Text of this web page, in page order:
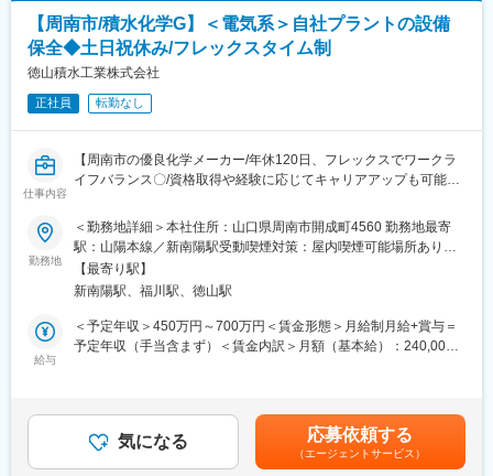
変更の範囲：会社の定める業務
・固形製剤の包装業務（クリーンルーム内での製造機器操作）
・製造に付帯する準備・片付け・器具・部品の洗浄
・製造機器の点検・簡易メンテナンス
・製造環境の清掃・消毒
・SOP、製造記録書の作成・改訂（PC業務）
・GMP教育など、医薬品製造に必要なトレーニング受講
■居住地について：
◎入社にあたって転居が必要な方には引っ越し費用や借上げ社宅
（もしくは住宅手当）等の補助がございます（条件あり)
にあります。となりの下松市は2022年「住みよさランキング」で
全国13位にランクインしており、子育て、医療、生活の利便性等
の優れた環境で、当社の社員も下松市から通勤する方が多いです
光工場は山口県光市にあるタケダの主力生産工場で、原薬、固形
製剤、生物学的製剤（新型インフルエンザのワクチン）、注射剤
■当社について：
【周南市/積水化学G】＜電気系＞自社プラントの設備
保全◆土日祝休み/フレックスタイム制
徳山積水工業株式会社
正社員 転勤なし
仕事内容
【周南市の優良化学メーカー/年休120日、フレックスでワークラ
イフバランス〇/資格取得や経験に応じてキャリアアップも可能／
■業務内容
当社の製品、塩化ビニル樹脂等の設備の"電気設備の保全業務"をお
任せいたします。
工場内には複数の設備があり、電気設備の保全を行うことで安定
生産に貢献できるとともにご自身の知見も深められる環境です！
・計装、電気設備の保全業務（点検・修理など）
※イメージ…デスクワーク:現場＝4:6、現場での作業もあります。
※常駐業者含め社内外の人と関わることが多い仕事です。
勤務地
＜勤務地詳細＞本社住所：山口県周南市開成町4560 勤務地最寄
駅：山陽本線／新南陽駅受動喫煙対策：屋内喫煙可能場所あり変
更の範囲：無
【最寄り駅】
新南陽駅、福川駅、徳山駅
給与
＜予定年収＞450万円～700万円＜賃金形態＞月給制月給+賞与＝
予定年収（手当含まず）＜賃金内訳＞月額（基本給）：240,000
卒 モデル年収…20代後半（家族1名）500万円～賃金はあくまで
も目安の金額であり、選考を通じて上下する可能性があります。
月給(月額)は固定手当を含めた表記です。
気になる 応募依頼する
（エージェントサービス）